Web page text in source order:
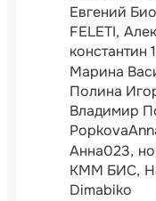
Евгений Био
FELETI
константин
Марина
Полина
Владимир
Анна023
КММ БИС
Dimabiko